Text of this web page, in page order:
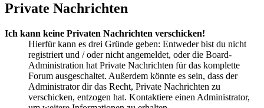
Private Nachrichten
Ich kann keine Privaten Nachrichten verschicken!
Hierfür kann es drei Gründe geben: Entweder bist du nicht
registriert und / oder nicht angemeldet, oder die Board-
Administration hat Private Nachrichten für das komplette
Forum ausgeschaltet. Außerdem könnte es sein, dass der
Administrator dir das Recht, Private Nachrichten zu
verschicken, entzogen hat. Kontaktiere einen Administrator,